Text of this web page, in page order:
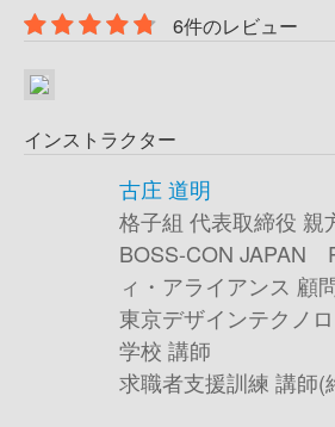
6件のレビュー
インストラクター
古庄 道明
格子組 代表取締役 親
BOSS-CON JAPAN
ィ・アライアンス 顧
東京デザインテクノ
学校 講師
求職者支援訓練 講師(